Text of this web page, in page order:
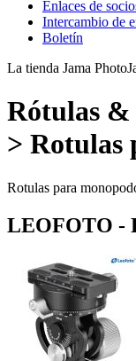
Enlaces de
Intercambio de
Boletín
La tienda Jama Photo
Rótulas &
> Rotulas
Rotulas para
LEOFOTO -